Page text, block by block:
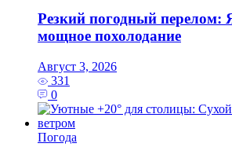
Резкий погодный перелом:
мощное похолодание
Август 3, 2026
331
0
Погода